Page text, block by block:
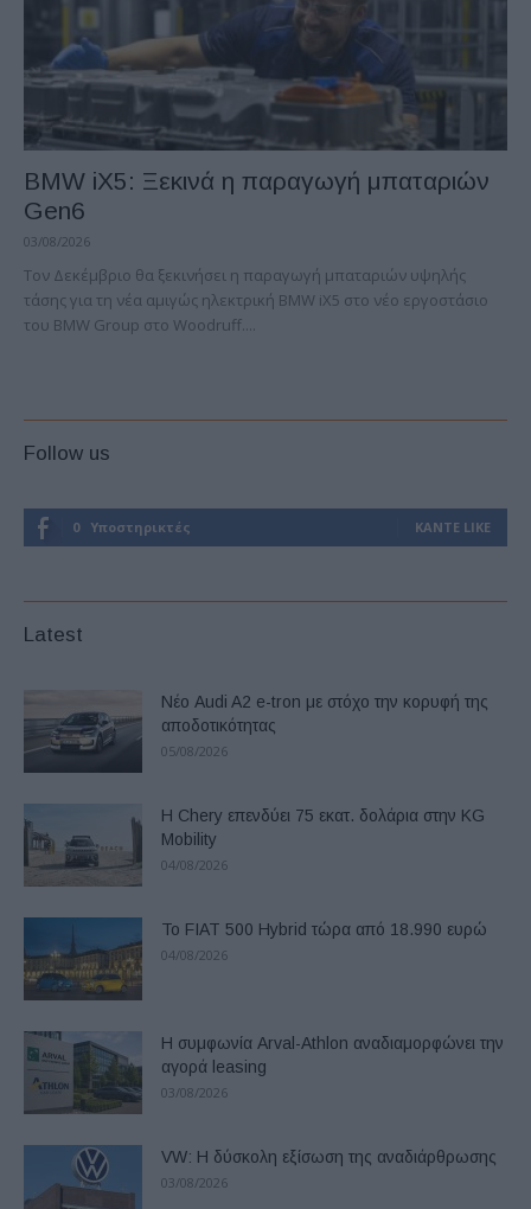
BMW iX5: Ξεκινά η παραγωγή μπαταριών
Gen6
03/08/2026
Τον Δεκέμβριο θα ξεκινήσει η παραγωγή μπαταριών υψηλής
τάσης για τη νέα αμιγώς ηλεκτρική BMW iX5 στο νέο εργοστάσιο
του BMW Group στο Woodruff....
Follow us
0 Υποστηρικτές ΚΆΝΤΕ LIKE
Latest
Νέο Audi A2 e-tron με στόχο την κορυφή της
αποδοτικότητας
05/08/2026
Η Chery επενδύει 75 εκατ. δολάρια στην KG
Mobility
04/08/2026
Το FIAT 500 Hybrid τώρα από 18.990 ευρώ
04/08/2026
Η συμφωνία Arval-Athlon αναδιαμορφώνει την
αγορά leasing
03/08/2026
VW: Η δύσκολη εξίσωση της αναδιάρθρωσης
03/08/2026